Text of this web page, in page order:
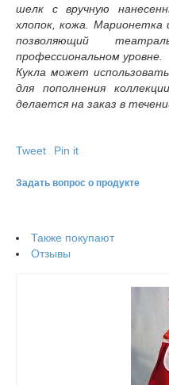
шелк с вручную
хлопок, кожа. Марионетка
позволяющий
профессиональном уровне.
Кукла может
для пополнения
делается на заказ в
Tweet Pin it
Задать вопрос о продукте
Также покупают
Отзывы